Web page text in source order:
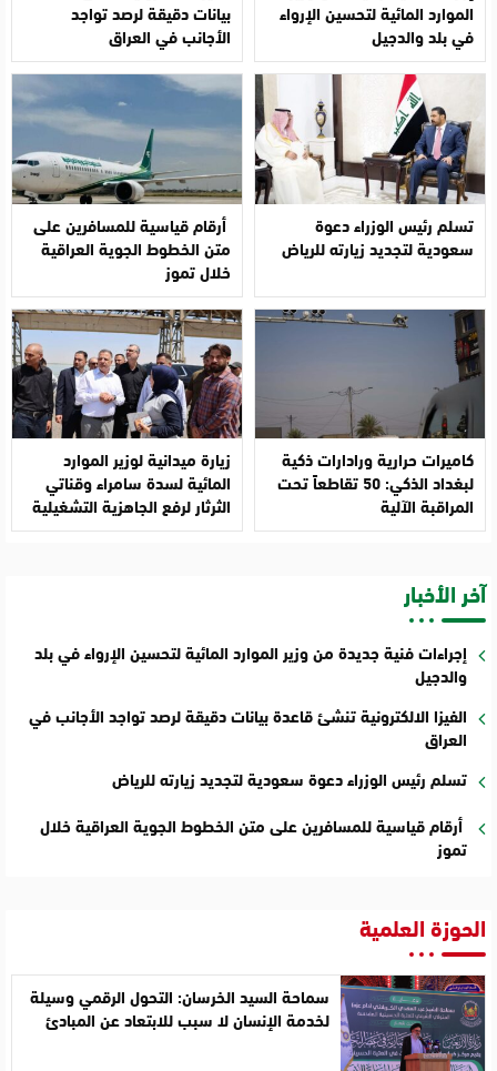
الموارد المائية لتحسين الإرواء
في بلد والدجيل
بيانات دقيقة لرصد تواجد
الأجانب في العراق
تسلم رئيس الوزراء دعوة
سعودية لتجديد زيارته للرياض
أرقام قياسية للمسافرين على
متن الخطوط الجوية العراقية
خلال تموز
كاميرات حرارية ورادارات ذكية
لبغداد الذكي: 50 تقاطعاً تحت
المراقبة الآلية
زيارة ميدانية لوزير الموارد
المائية لسدة سامراء وقناتي
الثرثار لرفع الجاهزية التشغيلية
آخر الأخبار
إجراءات فنية جديدة من وزير الموارد المائية لتحسين الإرواء في بلد
والدجيل
الفيزا الالكترونية تنشئ قاعدة بيانات دقيقة لرصد تواجد الأجانب في
العراق
تسلم رئيس الوزراء دعوة سعودية لتجديد زيارته للرياض
أرقام قياسية للمسافرين على متن الخطوط الجوية العراقية خلال
تموز
الحوزة العلمية
سماحة السيد الخرسان: التحول الرقمي وسيلة
لخدمة الإنسان لا سبب للابتعاد عن المبادئ